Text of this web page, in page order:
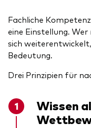
Fachliche
eine Einstellung.
sich
Bedeutung.
Drei Prinzipien für
Wissen